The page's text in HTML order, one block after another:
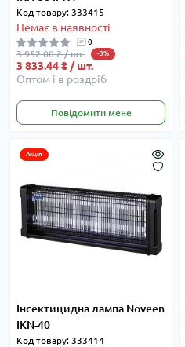
Код товару: 333415
Немає в наявності
0
3 952.00 ₴ / шт. -3%
3 833.44 ₴ / шт.
Оптом і в роздріб
Повідомити мене
Акція
Інсектицидна лампа Noveen
IKN-40
Код товару: 333414